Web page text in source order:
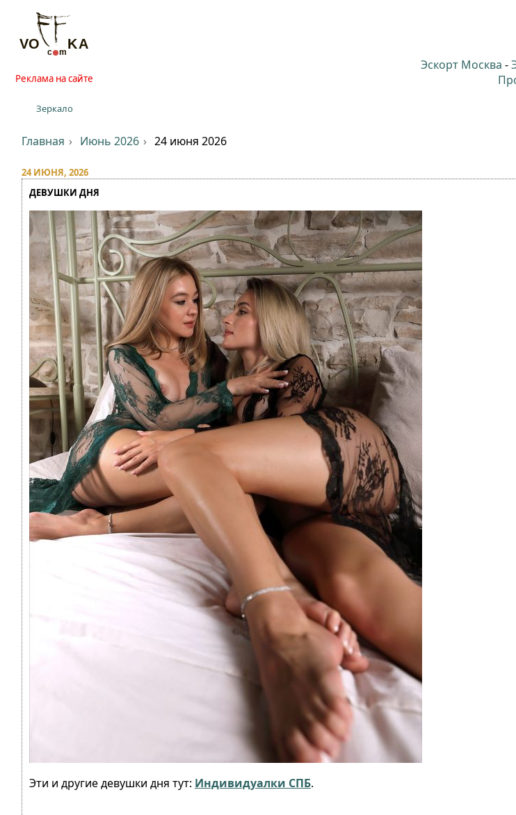
Реклама на сайте
Зеркало
Эскорт Москва -
Главная Июнь 2026 24 июня 2026
24 ИЮНЯ, 2026
ДЕВУШКИ ДНЯ
Эти и другие девушки дня тут: Индивидуалки СПБ.